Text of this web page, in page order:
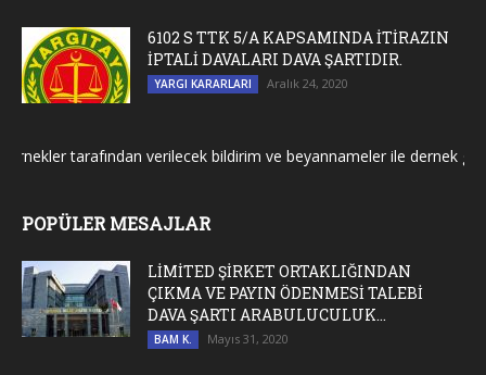
6102 S TTK 5/A KAPSAMINDA İTİRAZIN
İPTALİ DAVALARI DAVA ŞARTIDIR.
YARGI KARARLARI Aralık 24, 2020
tarafından verilecek bildirim ve beyannameler ile dernek genel
POPÜLER MESAJLAR
LİMİTED ŞİRKET ORTAKLIĞINDAN
ÇIKMA VE PAYIN ÖDENMESİ TALEBİ
DAVA ŞARTI ARABULUCULUK...
BAM K. Mayıs 31, 2020